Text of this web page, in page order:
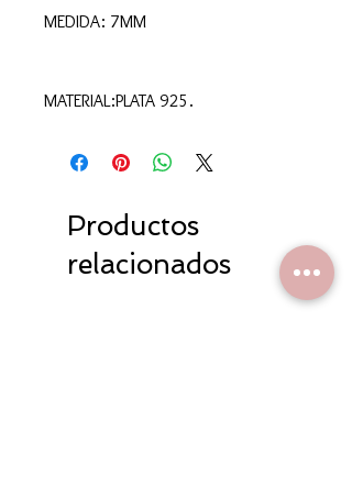
MEDIDA: 7MM
MATERIAL:PLATA 925.
Productos
relacionados